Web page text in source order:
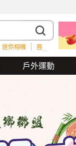
迷你相機 唇膏 餐券
戶外運動